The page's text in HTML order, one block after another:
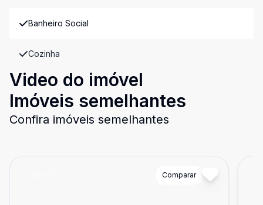
Banheiro Social
Cozinha
Video do imóvel
Imóveis semelhantes
Confira imóveis semelhantes
Comparar